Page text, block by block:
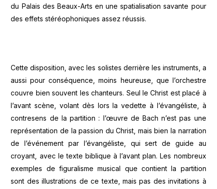
du Palais des Beaux-Arts en une spatialisation savante pour
des effets stéréophoniques assez réussis.
Cette disposition, avec les solistes derrière les instruments, a
aussi pour conséquence, moins heureuse, que l’orchestre
couvre bien souvent les chanteurs. Seul le Christ est placé à
l’avant scène, volant dès lors la vedette à l’évangéliste, à
contresens de la partition : l’œuvre de Bach n’est pas une
représentation de la passion du Christ, mais bien la narration
de l’événement par l’évangéliste, qui sert de guide au
croyant, avec le texte biblique à l’avant plan. Les nombreux
exemples de figuralisme musical que contient la partition
sont des illustrations de ce texte, mais pas des invitations à